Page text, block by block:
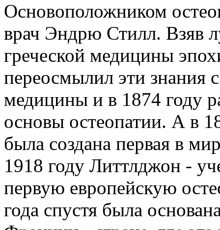
Основоположником
врач Эндрю Стилл. Взяв
греческой медицины
переосмылил эти знания
медицины и в 1874 году
основы остеопатии. А в
была создана первая в
1918 году Литтлджон -
первую европейскую
года спустя была